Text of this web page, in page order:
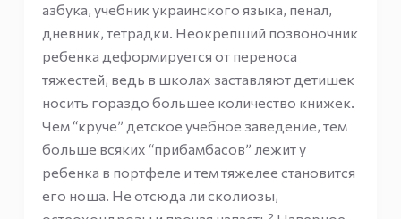
азбука, учебник украинского языка, пенал,
дневник, тетрадки. Неокрепший позвоночник
ребенка деформируется от переноса
тяжестей, ведь в школах заставляют детишек
носить гораздо большее количество книжек.
Чем “круче” детское учебное заведение, тем
больше всяких “прибамбасов” лежит у
ребенка в портфеле и тем тяжелее становится
его ноша. Не отсюда ли сколиозы,